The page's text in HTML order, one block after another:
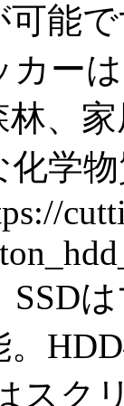
可能
カー
、
学
SSD
スク